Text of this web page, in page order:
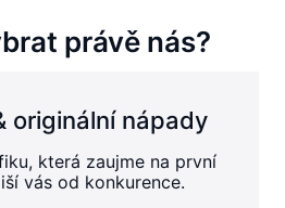
právě nás?
originální nápady
která zaujme na první
vás od konkurence.